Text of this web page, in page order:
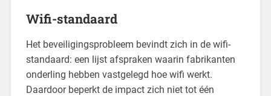
Wifi-standaard
Het beveiligingsprobleem bevindt zich in de wifi-
standaard: een lijst afspraken waarin fabrikanten
onderling hebben vastgelegd hoe wifi werkt.
Daardoor beperkt de impact zich niet tot één